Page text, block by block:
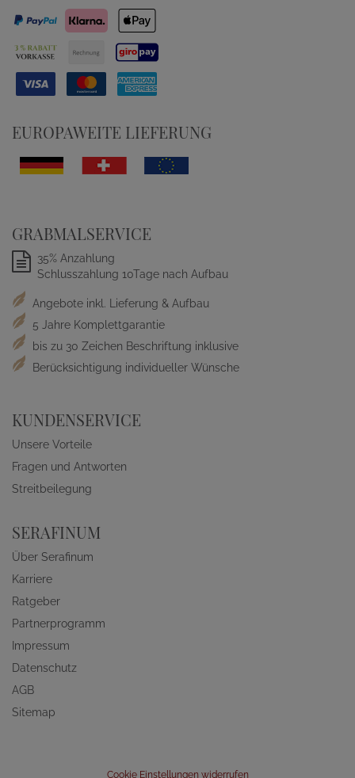
EUROPAWEITE LIEFERUNG
GRABMALSERVICE
35% Anzahlung
Schlusszahlung 10Tage nach Aufbau
Angebote inkl. Lieferung & Aufbau
5 Jahre Komplettgarantie
bis zu 30 Zeichen Beschriftung inklusive
Berücksichtigung individueller Wünsche
KUNDENSERVICE
Unsere Vorteile
Fragen und Antworten
Streitbeilegung
SERAFINUM
Über Serafinum
Karriere
Ratgeber
Partnerprogramm
Impressum
Datenschutz
AGB
Sitemap
Cookie Einstellungen widerrufen